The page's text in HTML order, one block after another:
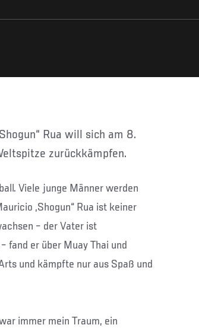
zurückkämpfen.
Viele junge Männer werden
„Shogun“ Rua ist keiner
– der Vater ist
fand er über Muay Thai und
und kämpfte nur aus Spaß und
immer mein Traum, ein